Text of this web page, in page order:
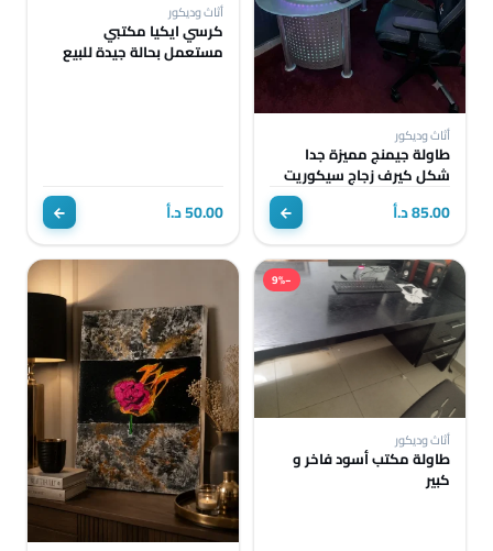
أثاث وديكور
طاولة جيمنج مميزة جدا
شكل كيرف زجاج سيكوريت
85.00 د.أ
أثاث وديكور
كرسي ايكيا مكتبي
مستعمل بحالة جيدة للبيع
50.00 د.أ
−9%
أثاث وديكور
طاولة مكتب أسود فاخر و
كبير